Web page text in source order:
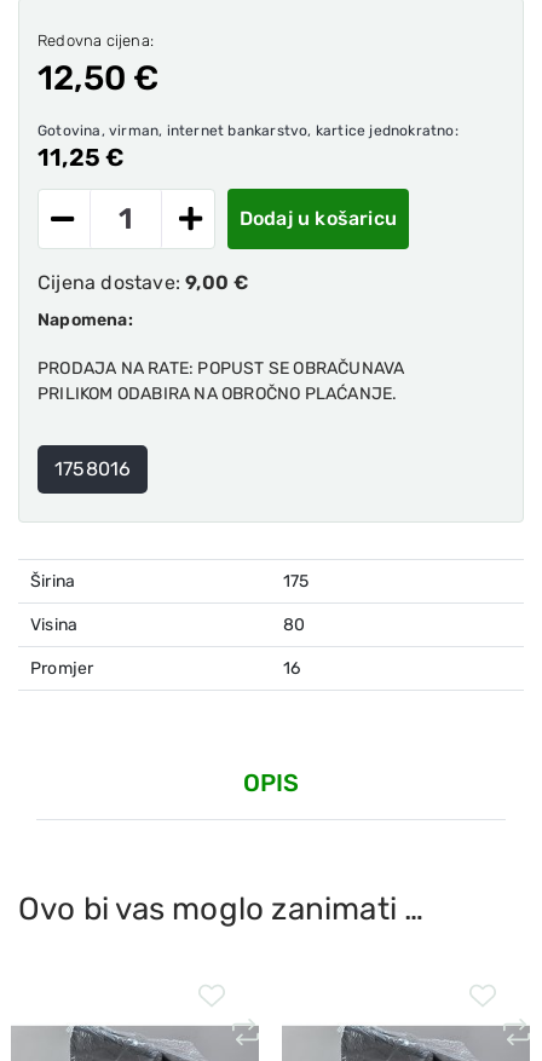
Redovna cijena:
12,50 €
Gotovina, virman, internet bankarstvo, kartice jednokratno:
11,25 €
Dodaj u košaricu
Cijena dostave:9,00 €
Napomena:
PRODAJA NA RATE: POPUST SE OBRAČUNAVA
PRILIKOM ODABIRA NA OBROČNO PLAĆANJE.
1758016
Širina 175
Visina 80
Promjer 16
OPIS
Ovo bi vas moglo zanimati …